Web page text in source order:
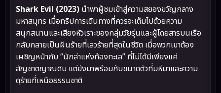
Shark Evil (2023) นำพาผู้ชมเข้าสู่ความสยองขวัญกลาง
มหาสมุทร เมื่อทริปการเดินทางที่ควรจะเต็มไปด้วยความ
สนุกสนานและเสียงหัวเราะของกลุ่มวัยรุ่นและผู้โดยสารบนเรือ
กลับกลายเป็นฝันร้ายที่เลวร้ายที่สุดในชีวิต เมื่อพวกเขาต้อง
เผชิญหน้ากับ “นักล่าแห่งท้องทะเล” ที่ไม่ได้มีเพียงแค่
สัญชาตญาณดิบ แต่ยังมาพร้อมกับขนาดตัวที่มหึมาและความ
ดุร้ายที่เหนือธรรมชาติ